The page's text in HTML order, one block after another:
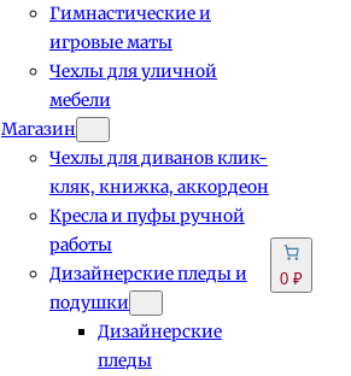
Гимнастические и
игровые маты
Чехлы для уличной
мебели
Магазин
Чехлы для диванов клик-
кляк, книжка, аккордеон
Кресла и пуфы ручной
работы
Дизайнерские пледы и
подушки
Дизайнерские
пледы
0 ₽